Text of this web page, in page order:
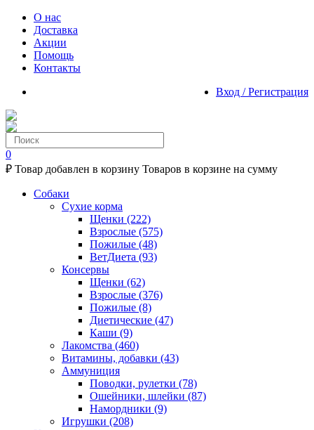
О нас
Доставка
Акции
Помощь
Контакты
Вход / Регистрация
0
₽ Товар добавлен в корзину Товаров в корзине на сумму
Собаки
Сухие корма
Щенки (222)
Взрослые (575)
Пожилые (48)
ВетДиета (93)
Консервы
Щенки (62)
Взрослые (376)
Пожилые (8)
Диетические (47)
Каши (9)
Лакомства (460)
Витамины, добавки (43)
Аммуниция
Поводки, рулетки (78)
Ошейники, шлейки (87)
Намордники (9)
Игрушки (208)